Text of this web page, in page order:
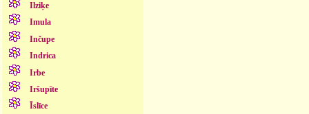
Ilziķe
Imula
Inčupe
Indrica
Irbe
Iršupīte
Īslīce